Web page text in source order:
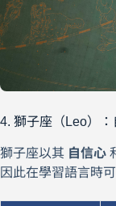
4. 獅子座（Leo）
獅子座以其 自信心
因此在學習語言時